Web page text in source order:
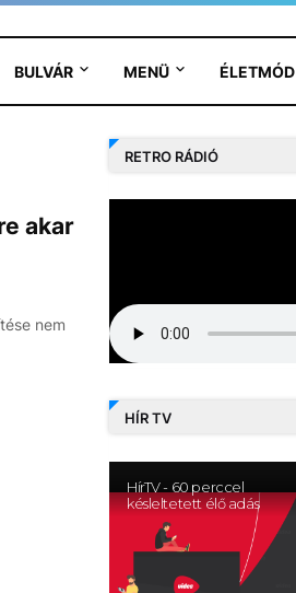
BULVÁR MENÜ ÉLETMÓD
akar
nem
RETRO RÁDIÓ
HÍR TV